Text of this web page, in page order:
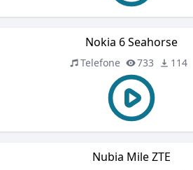
Nokia 6 Seahorse
Telefone 733 114
Nubia Mile ZTE